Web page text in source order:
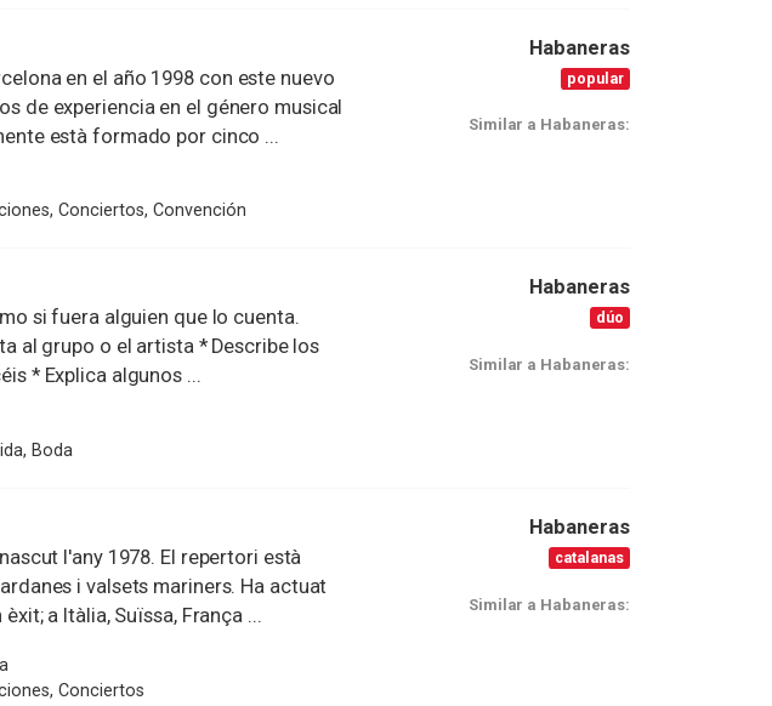
en el año 1998 con este nuevo
de experiencia en el género musical
està formado por cinco ...
Conciertos, Convención
Habaneras
popular
Similar a Habaneras:
si fuera alguien que lo cuenta.
al grupo o el artista * Describe los
* Explica algunos ...
Boda
Habaneras
dúo
Similar a Habaneras:
l'any 1978. El repertori està
i valsets mariners. Ha actuat
a Itàlia, Suïssa, França ...
Conciertos
Habaneras
catalanas
Similar a Habaneras: